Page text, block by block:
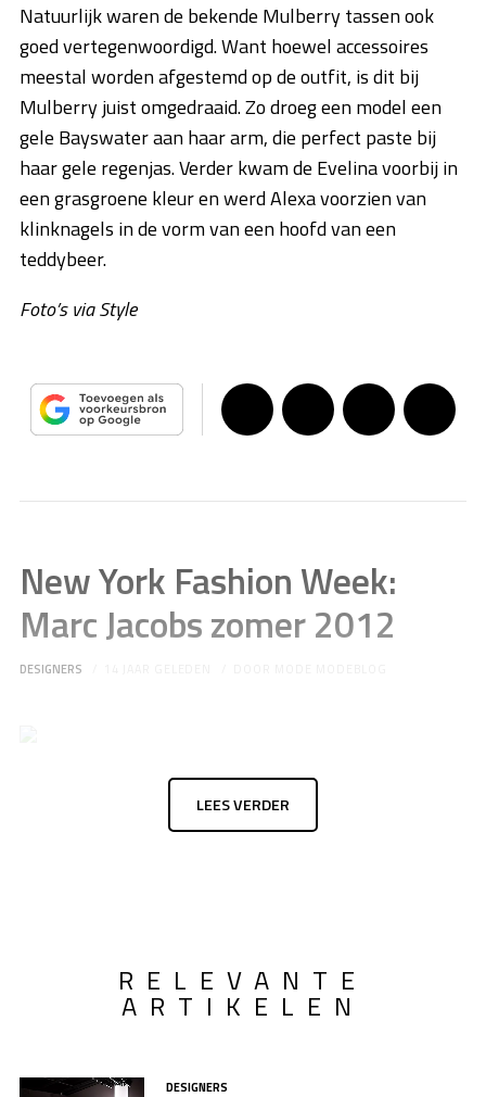
Natuurlijk waren de bekende Mulberry tassen ook
goed vertegenwoordigd. Want hoewel accessoires
meestal worden afgestemd op de outfit, is dit bij
Mulberry juist omgedraaid. Zo droeg een model een
gele Bayswater aan haar arm, die perfect paste bij
haar gele regenjas. Verder kwam de Evelina voorbij in
een grasgroene kleur en werd Alexa voorzien van
klinknagels in de vorm van een hoofd van een
teddybeer.
Foto’s via Style
New York Fashion Week:
Marc Jacobs zomer 2012
DESIGNERS
LEES VERDER
RELEVANTE
ARTIKELEN
DESIGNERS